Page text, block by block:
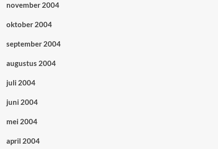
november 2004
oktober 2004
september 2004
augustus 2004
juli 2004
juni 2004
mei 2004
april 2004